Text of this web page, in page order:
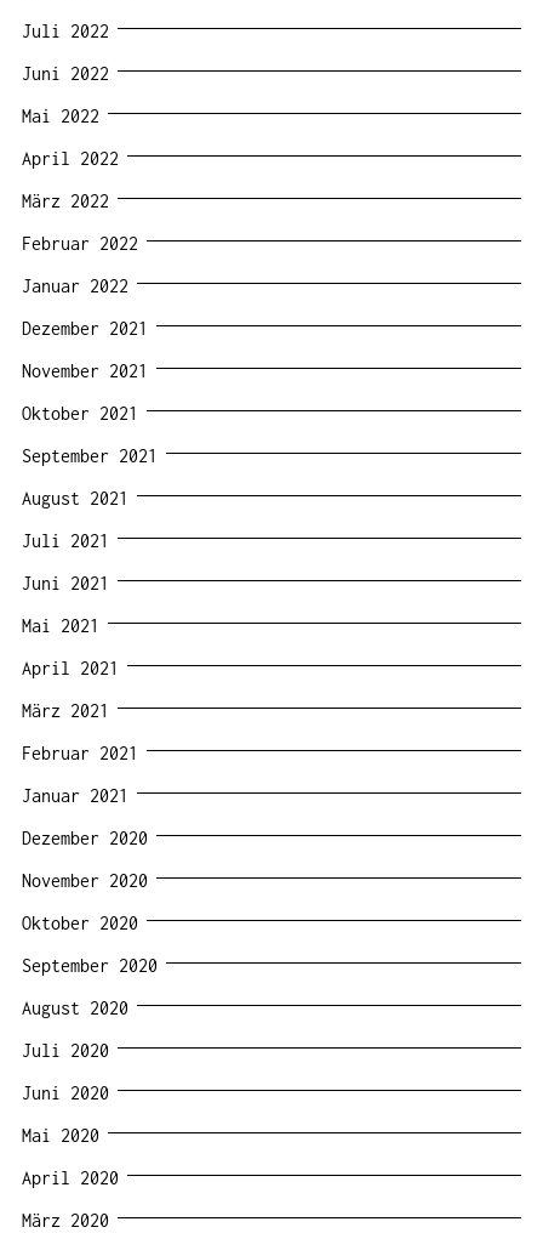
Juli 2022
Juni 2022
Mai 2022
April 2022
März 2022
Februar 2022
Januar 2022
Dezember 2021
November 2021
Oktober 2021
September 2021
August 2021
Juli 2021
Juni 2021
Mai 2021
April 2021
März 2021
Februar 2021
Januar 2021
Dezember 2020
November 2020
Oktober 2020
September 2020
August 2020
Juli 2020
Juni 2020
Mai 2020
April 2020
März 2020